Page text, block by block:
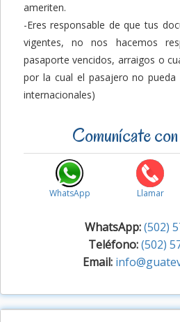
ameriten.
-Eres responsable de que tus
vigentes, no nos hacemos
pasaporte vencidos, arraigos o
por la cual el pasajero no pueda
internacionales)
Comunícate
WhatsApp Llamar
WhatsApp:(502)
Teléfono: (502)
Email: